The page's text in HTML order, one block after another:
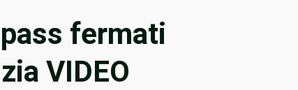
fermati
VIDEO